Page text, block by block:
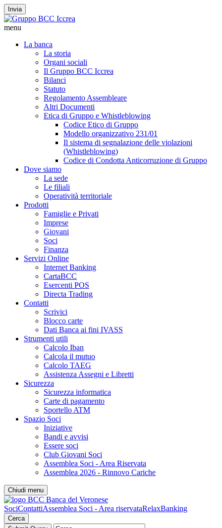
Invia
menu
La banca
La storia
Organi sociali
Il Gruppo BCC Iccrea
Bilanci
Statuto
Regolamento Assembleare
Altri Documenti
Etica di Gruppo e Whistleblowing
Codice Etico di Gruppo
Modello organizzativo 231/01
Il sistema di segnalazione delle violazioni
(Whistleblowing)
Codice di Condotta Anticorruzione di Gruppo
Dove siamo
La sede
Le filiali
Operatività territoriale
Prodotti
Famiglie e Privati
Imprese
Giovani
Soci
Finanza
Servizi Online
Internet Banking
CartaBCC
Esercenti POS
Directa Trading
Contatti
Scrivici
Blocco carte
Dati Banca ai fini IVASS
Strumenti utili
Calcolo Iban
Calcola il mutuo
Calcolo TAEG
Assistenza Assegni e Libretti
Sicurezza
Sicurezza informatica
Carte di pagamento
Sportello ATM
Spazio Soci
Iniziative
Bandi e avvisi
Essere soci
Club Giovani Soci
Assemblea Soci - Area Riservata
Assemblea 2026 - Rinnovo Cariche
Chiudi menu
SociContattiAssemblea Soci - Area riservataRelaxBanking
Cerca